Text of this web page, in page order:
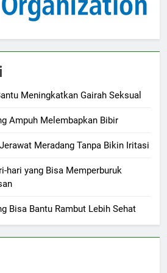
Meningkatkan Gairah Seksual
Ampuh Melembapkan Bibir
Meradang Tanpa Bikin Iritasi
hari yang Bisa Memperburuk
Bisa Bantu Rambut Lebih Sehat